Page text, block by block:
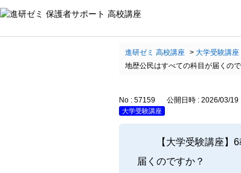
進研ゼミ 高校講座 > 大学受験講座
地歴公民はすべての科目が届くの
No : 57159 公開日時 : 2026/03/19
大学受験講座
【大学受験講座
届くのですか？